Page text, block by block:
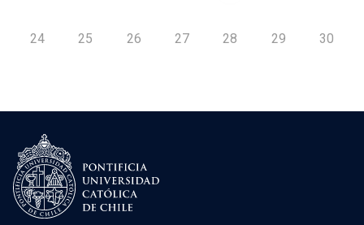
24 25 26 27 28 29 30